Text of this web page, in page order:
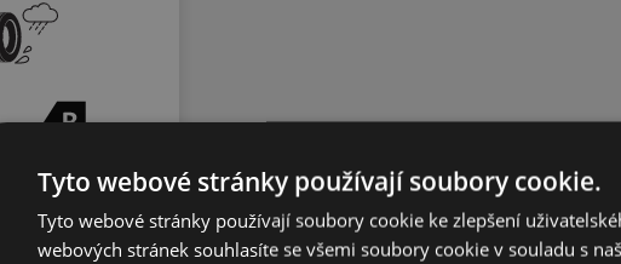
Tyto webové stránky používají soubory cookie.
Tyto webové stránky používají soubory cookie ke zlepšení
webových stránek souhlasíte se všemi soubory cookie v souladu s